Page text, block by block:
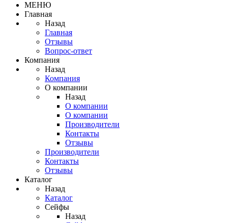
МЕНЮ
Главная
Назад
Главная
Отзывы
Вопрос-ответ
Компания
Назад
Компания
О компании
Назад
О компании
О компании
Производители
Контакты
Отзывы
Производители
Контакты
Отзывы
Каталог
Назад
Каталог
Сейфы
Назад